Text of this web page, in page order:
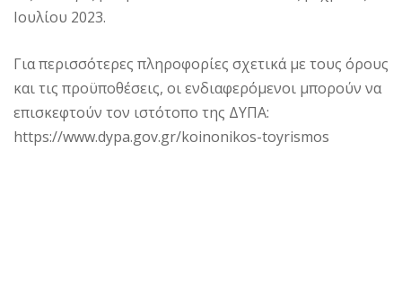
Ιουλίου 2023.
Για περισσότερες πληροφορίες σχετικά με τους όρους
και τις προϋποθέσεις, οι ενδιαφερόμενοι μπορούν να
επισκεφτούν τον ιστότοπο της ΔΥΠΑ:
https://www.dypa.gov.gr/koinonikos-toyrismos